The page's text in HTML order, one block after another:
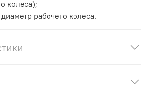
колеса);
рабочего колеса.